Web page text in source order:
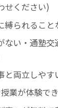
せください)
縛られるこ
ない・通塾
と両立しやす
業が体験で